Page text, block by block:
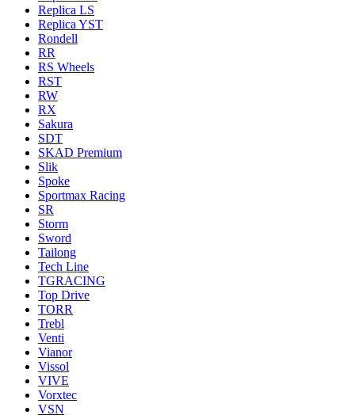
Replica LS
Replica YST
Rondell
RR
RS Wheels
RST
RW
RX
Sakura
SDT
SKAD Premium
Slik
Spoke
Sportmax Racing
SR
Storm
Sword
Tailong
Tech Line
TGRACING
Top Drive
TORR
Trebl
Venti
Vianor
Vissol
VIVE
Vorxtec
VSN